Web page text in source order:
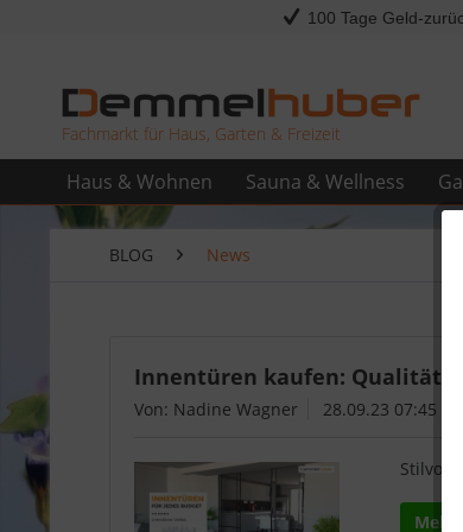
100 Tage Geld-
Fachmarkt für Haus, Garten & Freizeit
Haus & Wohnen Sauna & Wellness
BLOG News
Innentüren kaufen: Qualität
Von: Nadine Wagner 28.09.23 07:45
Mehr